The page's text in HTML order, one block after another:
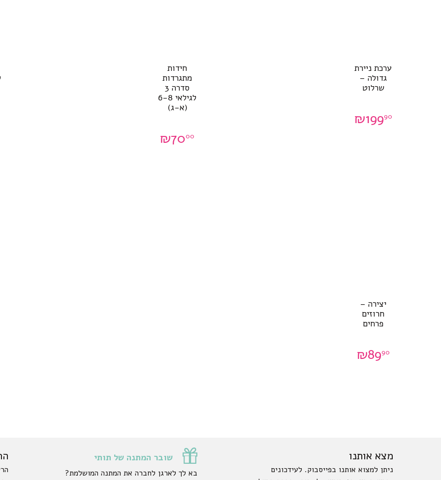
ערכת ניירת
גדולה –
שרלוט
₪19990
חידות
מתגרדות
סדרה 3
לגילאי 6-8
(א-ג)
₪7000
יצירה –
חרוזים
פרחים
₪8990
מצא אותנו
ניתן למצוא אותנו בפייסבוק. לעידכונים
שובר המתנה של תותי
בא לך לארגן לחברה את המתנה המושלמת?